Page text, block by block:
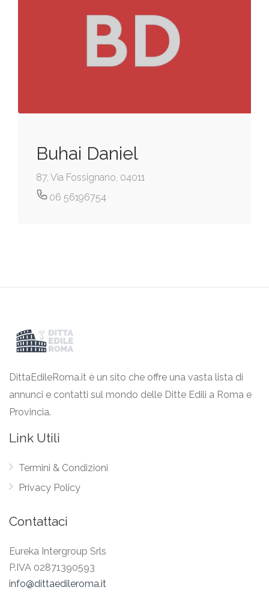
Buhai Daniel
87, Via Fossignano, 04011
06 56196754
DittaEdileRoma.it è un sito che offre una vasta lista di
annunci e contatti sul mondo delle Ditte Edili a Roma e
Provincia.
Link Utili
Termini & Condizioni
Privacy Policy
Contattaci
Eureka Intergroup Srls
P.IVA 02871390593
info@dittaedileroma.it